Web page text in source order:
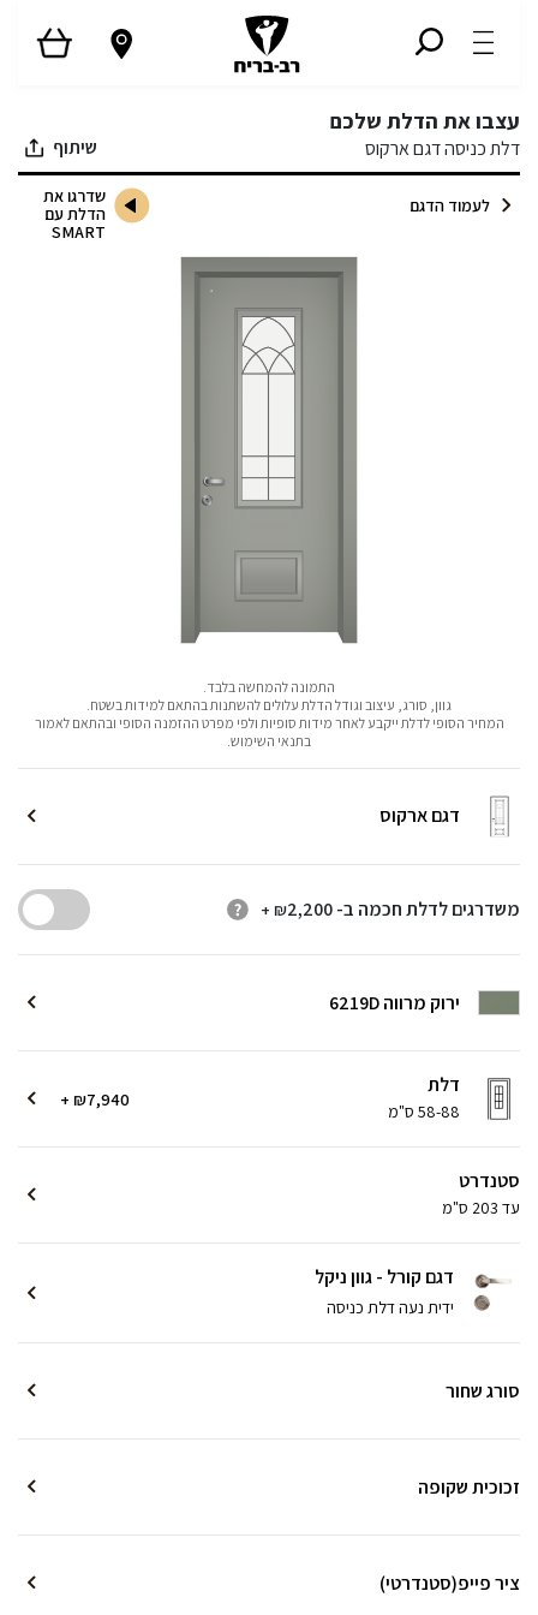
עצבו את הדלת שלכם
דלת כניסה דגם ארקוס
לעמוד הדגם
שדרגו את
הדלת עם
SMART
שיתוף
דגם ארקוס
משדרגים לדלת חכמה ב- + ₪2,200
ירוק מרווה 6219D
דלת
58-88 ס"מ
+ ₪7,940
סטנדרט
עד 203 ס"מ
דגם קורל - גוון ניקל
ידית נעה דלת כניסה
סורג שחור
זכוכית שקופה
ציר פייפ(סטנדרטי)
התמונה להמחשה בלבד.
גוון, סורג, עיצוב וגודל הדלת עלולים להשתנות בהתאם למידות בשטח.
המחיר הסופי לדלת ייקבע לאחר מידות סופיות ולפי מפרט ההזמנה הסופי ובהתאם לאמור
בתנאי השימוש.